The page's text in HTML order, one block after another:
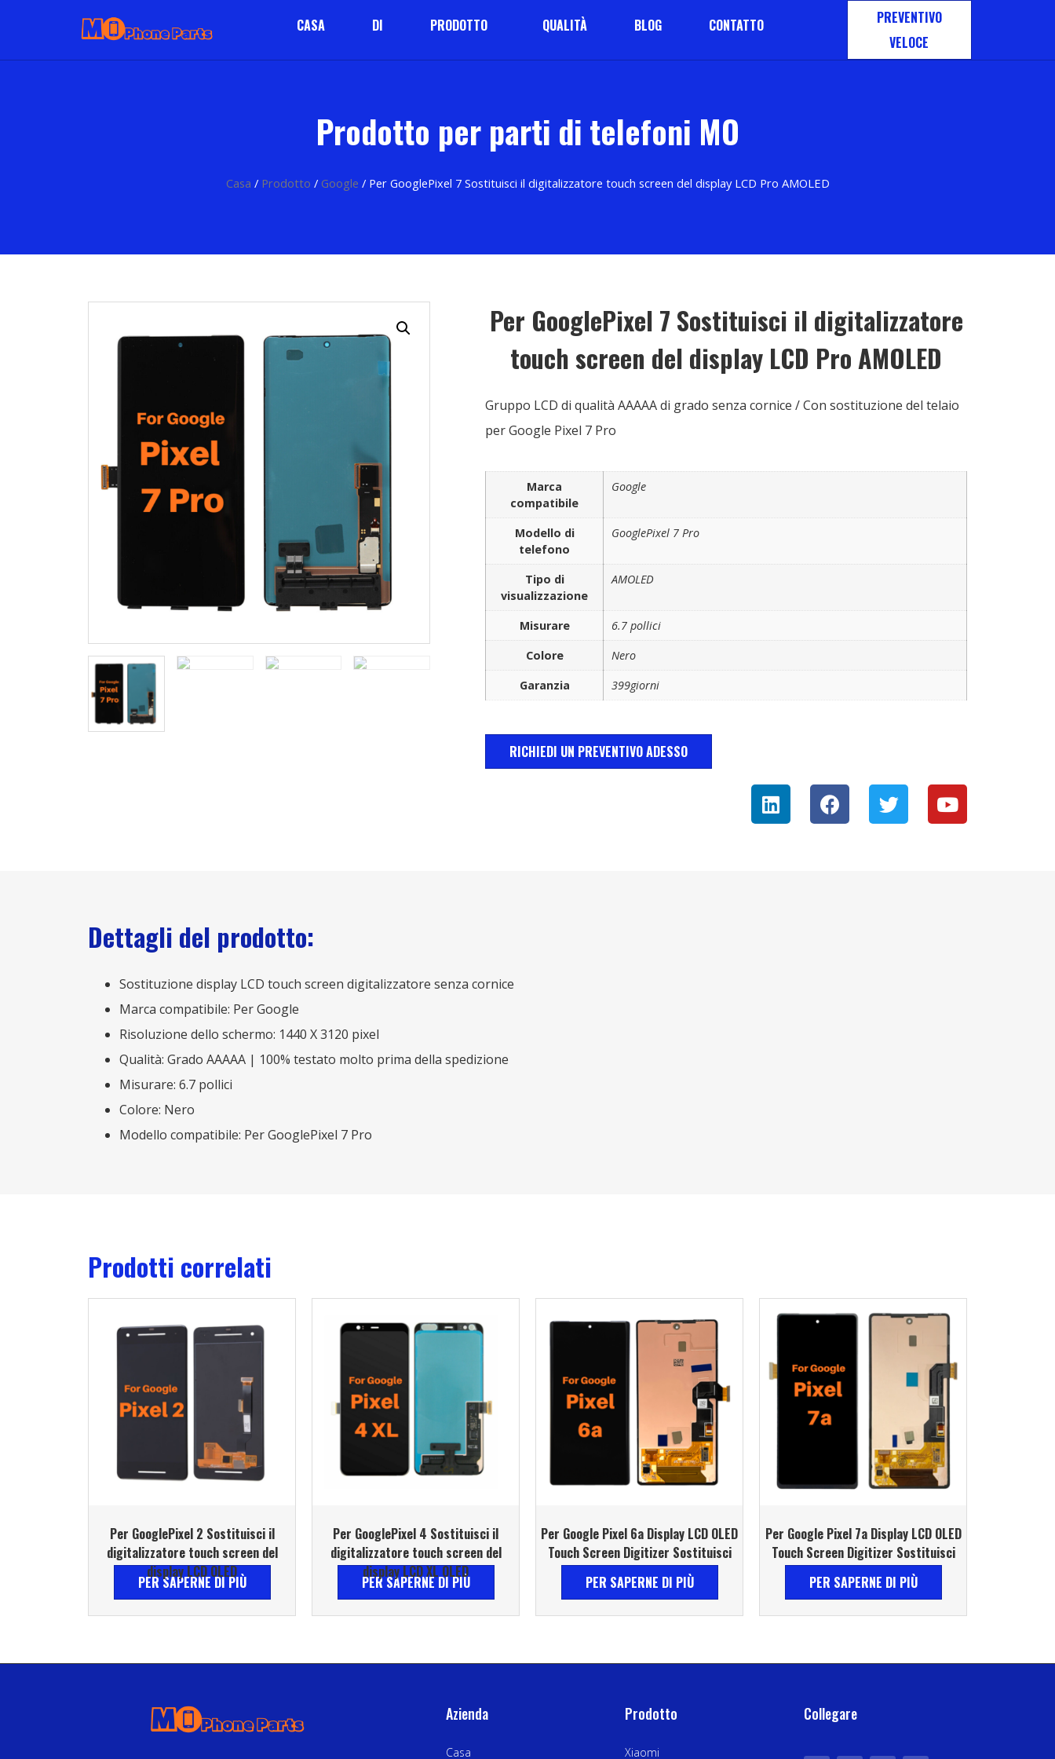
CASA DI PRODOTTO QUALITÀ BLOG CONTATTO
PREVENTIVO
VELOCE
Prodotto per parti di telefoni MO
Casa / Prodotto / Google / Per GooglePixel 7 Sostituisci il digitalizzatore touch screen del display LCD Pro AMOLED
Per GooglePixel 7 Sostituisci il digitalizzatore
touch screen del display LCD Pro AMOLED
Gruppo LCD di qualità AAAAA di grado senza cornice / Con sostituzione del telaio
per Google Pixel 7 Pro
Marca
compatibile
Google
Modello di
telefono
GooglePixel 7 Pro
Tipo di
visualizzazione
AMOLED
Misurare
6.7 pollici
Colore
Nero
Garanzia
399giorni
RICHIEDI UN PREVENTIVO ADESSO
Dettagli del prodotto:
Sostituzione display LCD touch screen digitalizzatore senza cornice
Marca compatibile: Per Google
Risoluzione dello schermo: 1440 X 3120 pixel
Qualità: Grado AAAAA | 100% testato molto prima della spedizione
Misurare: 6.7 pollici
Colore: Nero
Modello compatibile: Per GooglePixel 7 Pro
Prodotti correlati
Per GooglePixel 2 Sostituisci il
digitalizzatore touch screen del
display LCD OLED
PER SAPERNE DI PIÙ
Per GooglePixel 4 Sostituisci il
digitalizzatore touch screen del
display LCD XL OLED
PER SAPERNE DI PIÙ
Per Google Pixel 6a Display LCD OLED
Touch Screen Digitizer Sostituisci
PER SAPERNE DI PIÙ
Per Google Pixel 7a Display LCD OLED
Touch Screen Digitizer Sostituisci
PER SAPERNE DI PIÙ
Azienda
Casa
Prodotto
Xiaomi
Collegare